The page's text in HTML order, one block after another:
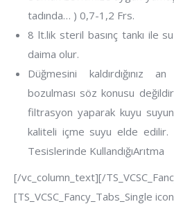
tadında… ) 0,7-1,2 Frs.
8 lt.lik steril basınç tankı ile
daima olur.
Düğmesini kaldırdığınız
bozulması söz konusu
filtrasyon yaparak kuyu
kaliteli içme suyu elde edilir.
Tesislerinde KullandığıArıtma
[/vc_column_text][/
[TS_VCSC_Fancy_Tabs_Single